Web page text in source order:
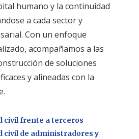
humano y la continuidad
a cada sector y
Con un enfoque
acompañamos a las
de soluciones
y alineadas con la
civil frente a terceros
civil de administradores y